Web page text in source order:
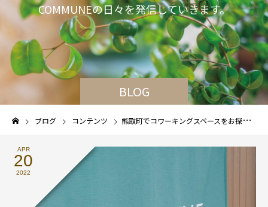
BLOG
COMMUNEの日々を発信していきます。
ブログ コンテンツ 熊取町でコワーキングスペースをお探しの方へ 高速wifi・個室付き リモートワークや自習、オンライン会議に
APR
20
2022